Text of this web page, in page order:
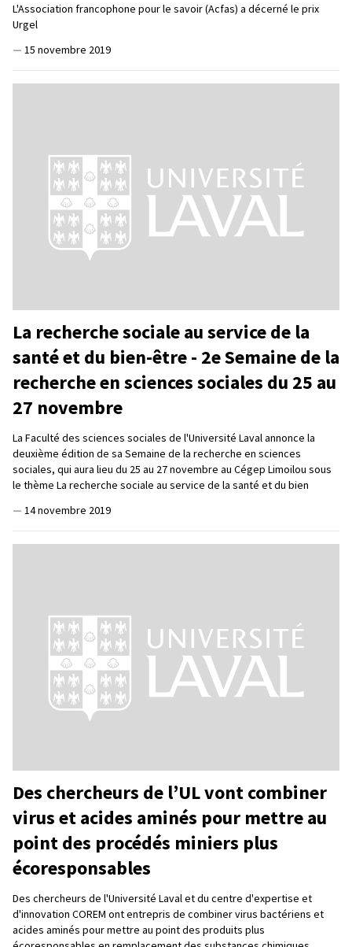
L'Association francophone pour le savoir (Acfas) a décerné le prix
Urgel
— 15 novembre 2019
La recherche sociale au service de la
santé et du bien-être - 2e Semaine de la
recherche en sciences sociales du 25 au
27 novembre
La Faculté des sciences sociales de l'Université Laval annonce la
deuxième édition de sa Semaine de la recherche en sciences
sociales, qui aura lieu du 25 au 27 novembre au Cégep Limoilou sous
le thème La recherche sociale au service de la santé et du bien
— 14 novembre 2019
Des chercheurs de l’UL vont combiner
virus et acides aminés pour mettre au
point des procédés miniers plus
écoresponsables
Des chercheurs de l'Université Laval et du centre d'expertise et
d'innovation COREM ont entrepris de combiner virus bactériens et
acides aminés pour mettre au point des produits plus